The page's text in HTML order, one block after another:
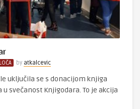
by atkalcevic
uključila se s donacijom knjiga
svečanost Knjigodara. To je akcija